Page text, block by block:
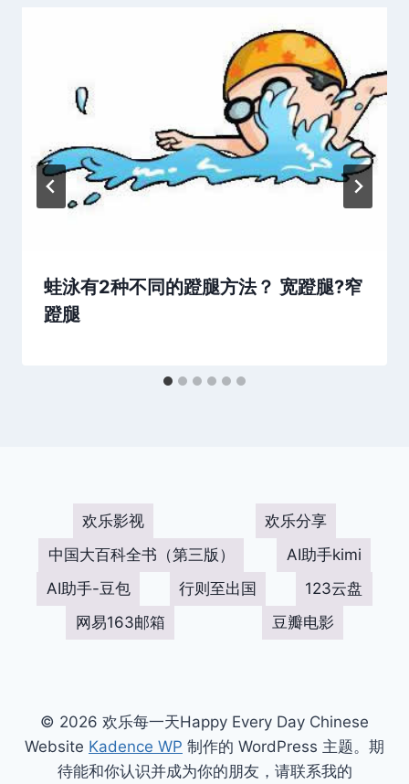
蛙泳有2种不同的蹬腿方法？ 宽蹬腿?窄
蹬腿
欢乐影视
欢乐分享
中国大百科全书（第三版）
AI助手kimi
AI助手-豆包
行则至出国
123云盘
网易163邮箱
豆瓣电影
© 2026 欢乐每一天Happy Every Day Chinese
Website Kadence WP 制作的 WordPress 主题。期
待能和你认识并成为你的朋友，请联系我的